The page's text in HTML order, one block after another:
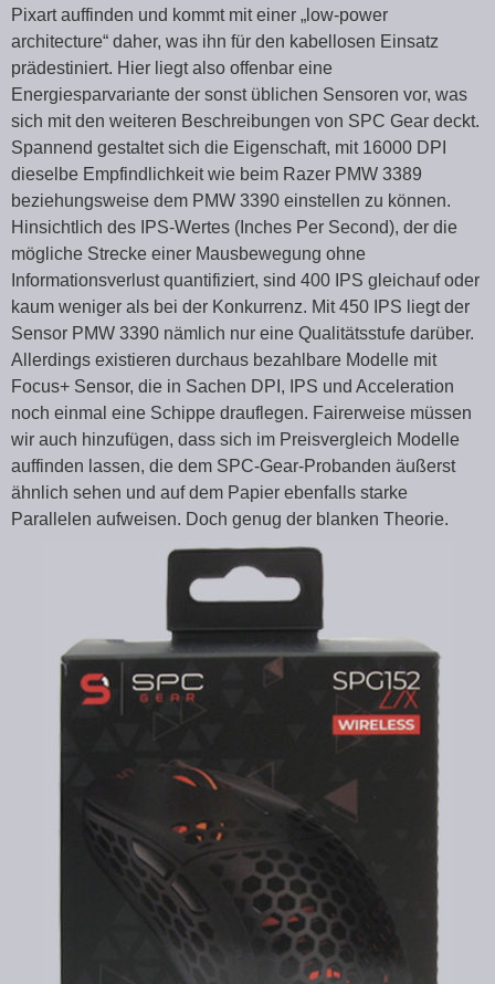
Pixart auffinden und kommt mit einer „low-power
architecture“ daher, was ihn für den kabellosen Einsatz
prädestiniert. Hier liegt also offenbar eine
Energiesparvariante der sonst üblichen Sensoren vor, was
sich mit den weiteren Beschreibungen von SPC Gear deckt.
Spannend gestaltet sich die Eigenschaft, mit 16000 DPI
dieselbe Empfindlichkeit wie beim Razer PMW 3389
beziehungsweise dem PMW 3390 einstellen zu können.
Hinsichtlich des IPS-Wertes (Inches Per Second), der die
mögliche Strecke einer Mausbewegung ohne
Informationsverlust quantifiziert, sind 400 IPS gleichauf oder
kaum weniger als bei der Konkurrenz. Mit 450 IPS liegt der
Sensor PMW 3390 nämlich nur eine Qualitätsstufe darüber.
Allerdings existieren durchaus bezahlbare Modelle mit
Focus+ Sensor, die in Sachen DPI, IPS und Acceleration
noch einmal eine Schippe drauflegen. Fairerweise müssen
wir auch hinzufügen, dass sich im Preisvergleich Modelle
auffinden lassen, die dem SPC-Gear-Probanden äußerst
ähnlich sehen und auf dem Papier ebenfalls starke
Parallelen aufweisen. Doch genug der blanken Theorie.